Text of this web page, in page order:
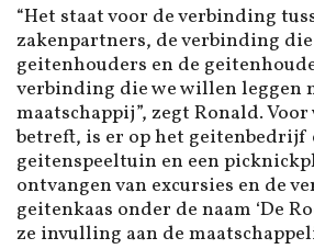
“Het staat voor de verbinding
zakenpartners, de verbinding
geitenhouders en de
verbinding die we willen leggen
maatschappij”, zegt Ronald.
betreft, is er op het geitenbedrijf
geitenspeeltuin en een
ontvangen van excursies en de
geitenkaas onder de naam ‘De
ze invulling aan de